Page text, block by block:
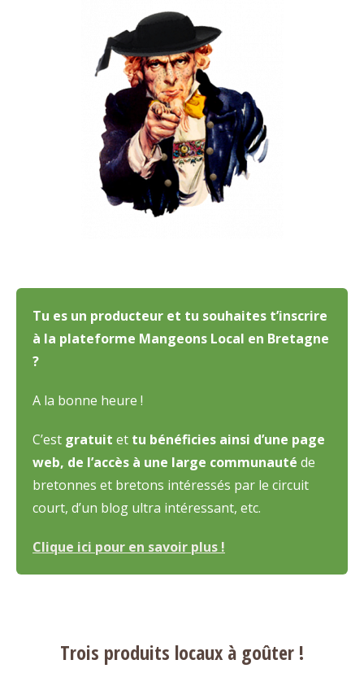
Tu es un producteur et tu souhaites t’inscrire
à la plateforme Mangeons Local en Bretagne
?
A la bonne heure !
C’est gratuit et tu bénéficies ainsi d’une page
web, de l’accès à une large communauté de
bretonnes et bretons intéressés par le circuit
court, d’un blog ultra intéressant, etc.
Clique ici pour en savoir plus !
Trois produits locaux à goûter !